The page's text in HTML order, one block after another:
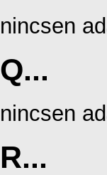
nincsen
Q...
nincsen
R...